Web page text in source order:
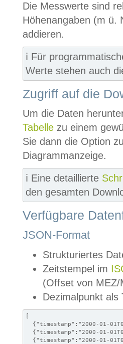
Die Messwerte sind
Höhenangaben (m ü.
addieren.
ℹ️ Für
Werte stehen auch
Zugriff auf die
Um die Daten
Tabelle zu einem
Sie dann die Option
Diagrammanzeige.
ℹ️ Eine detaillierte
den gesamten
Verfügbare
JSON-Format
Strukturiertes
Zeitstempel im
(Offset von MEZ/
Dezimalpunkt als
[
{"timestamp":"2000-01-
{"timestamp":"2000-01-
{"timestamp":"2000-01-